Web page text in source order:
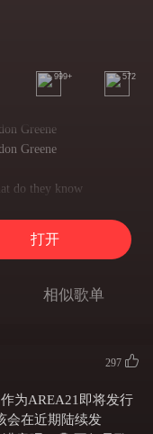
999+ 572
Greene
Greene
do they know
have say so
这样告诫我
the halo
天使
so
我一无所知
control me
我摆布
listen
打开
相似歌单
297
为AREA21即将发行
会在近期陆续发